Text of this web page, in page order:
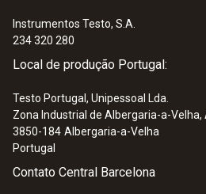
Instrumentos Testo, S.A.
234 320 280
Local de produção Portugal:
Testo Portugal, Unipessoal Lda.
Zona Industrial de Albergaria-a-
3850-184 Albergaria-a-Velha
Portugal
Contato Central Barcelona